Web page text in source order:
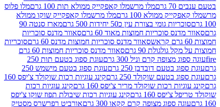
מלו מרשמלו קאפקייק ממולא תות 100 גרם
מלו פלוס
ממולא 100 גרם
מלו מרשמלו קאפקייק שוקו ממולא
גומי בצורת עין כ50 יחידות 500 גרם
מארז סנטה 90
סוכריות חמוצות מאוד 60 גרם
סאוור מדנס סוכריות
סאוור מדנס סוכריות חמוצות מדנס 60 גרם
סוכריות
גולגולת 90 גרם
סאוור מדנס סוכריות חמוצות 60 גרם
מצופה קרם וניל 300 גרם
עוגת ספוג בטעם תות 250
בטעם דובדבן 250 גרם
עוגת ספוג בטעם מישמש 250
בטעם שוקולד 250 גרם
קינג עוגיות רכות שוקולד צ'יפס 160
רכות שוקולד מריר צ'יפס 160 גרם
קינג עוגיות רכות
160 גרם
קינג עוגיות רכות שיבולת תפוז שוקו צ'יפס
ספוג מצופה קרם קקאו 300 גרם
אורביט רפרשרס מסטיק